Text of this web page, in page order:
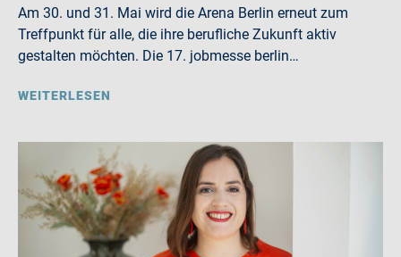
Am 30. und 31. Mai wird die Arena Berlin erneut zum
Treffpunkt für alle, die ihre berufliche Zukunft aktiv
gestalten möchten. Die 17. jobmesse berlin…
WEITERLESEN